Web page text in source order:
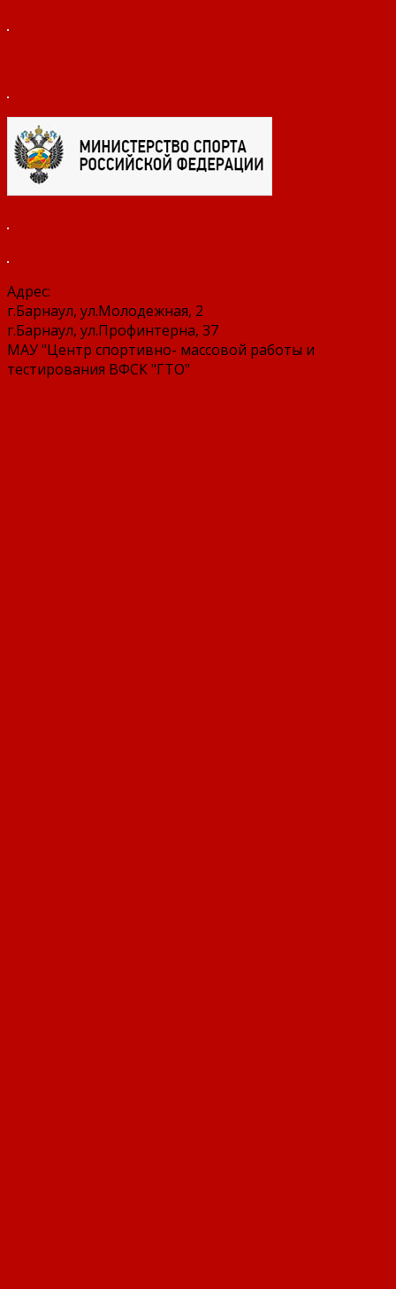
Адрес:
г.Барнаул, ул.Молодежная, 2
г.Барнаул, ул.Профинтерна, 37
МАУ "Центр спортивно- массовой работы и
тестирования ВФСК "ГТО"